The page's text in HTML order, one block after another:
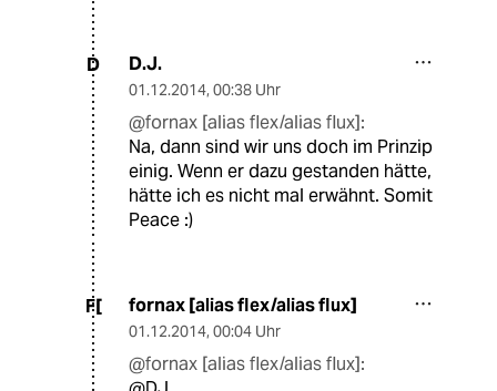
D D.J.
01.12.2014, 00:38 Uhr
@fornax [alias flex/alias flux]:
Na, dann sind wir uns doch im Prinzip
einig. Wenn er dazu gestanden hätte,
hätte ich es nicht mal erwähnt. Somit
Peace :)
F[ fornax [alias flex/alias flux]
01.12.2014, 00:04 Uhr
@fornax [alias flex/alias flux]: